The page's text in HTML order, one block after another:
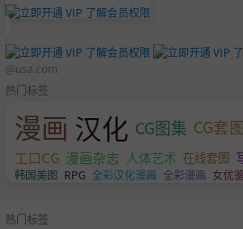
@usa.com
热门标签
漫画 汉化 CG图集 CG套图
工口CG 漫画杂志 人体艺术 在线套图
韩国美图 RPG 全彩汉化漫画 全彩漫画 女优
热门标签